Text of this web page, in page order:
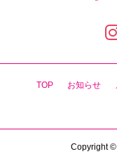
TOP お知らせ
Copyright